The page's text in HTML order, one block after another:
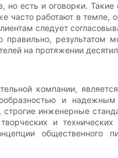
есть и оговорки.
часто работают в темпе,
следует
результатом
на протяжении
компании,
и
инженерные
и
общественного